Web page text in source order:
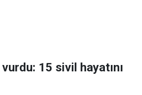
15 sivil hayatını